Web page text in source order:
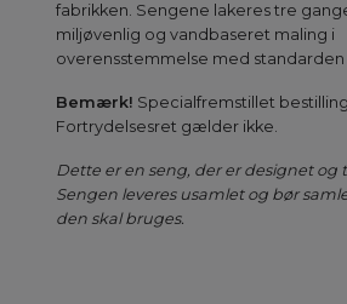
fabrikken. Sengene lakeres tre
miljøvenlig og vandbaseret maling i
overensstemmelse med standarden
Bemærk! Specialfremstillet
Fortrydelsesret gælder ikke.
Dette er en seng, der er designet og
Sengen leveres usamlet og bør
den skal bruges.